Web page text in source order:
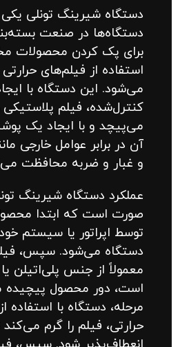
دستگاه شیرینگ تونلی یکی
دستگاه‌ها در صنعت
برای پک کردن محصولات
استفاده از فیلم‌های
می‌شود. این دستگاه با
کنترل‌شده، فیلم
می‌پیچد و با ایجاد یک
آن در برابر عوامل خارجی
و غبار و ضربه محافظت
عملکرد دستگاه شیرینگ
صورت است که ابتدا
توسط اپراتور یا سیستم
دستگاه می‌شود. سپس،
معمولاً از جنس پلی‌اتیلن
است، دور محصول پیچیده
مرحله، دستگاه با
حرارتی، فیلم را گرم می‌کند